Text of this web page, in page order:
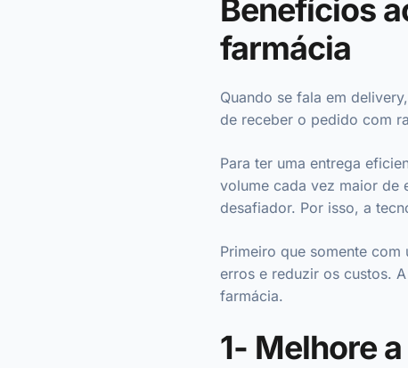
Benefícios
farmácia
Quando se fala em delivery,
de receber o pedido com
Para ter uma entrega
volume cada vez maior de
desafiador. Por isso, a
Primeiro que somente
erros e reduzir os custos.
farmácia.
1- Melhore